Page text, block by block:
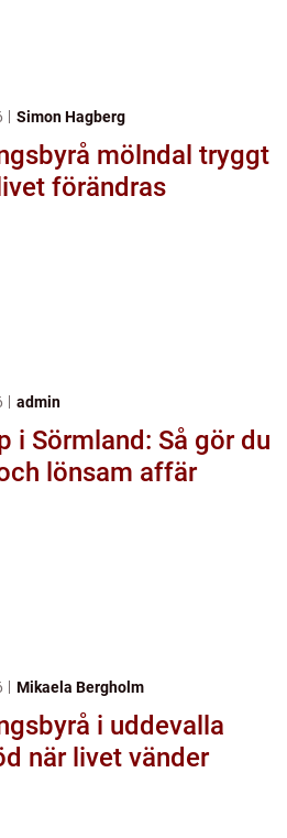
Simon Hagberg
mölndal tryggt
förändras
admin
i Sörmland: Så gör du
lönsam affär
Mikaela Bergholm
i uddevalla
när livet vänder